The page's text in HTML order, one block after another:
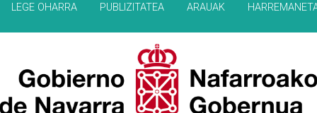
LEGE OHARRA PUBLIZITATEA ARAUAK